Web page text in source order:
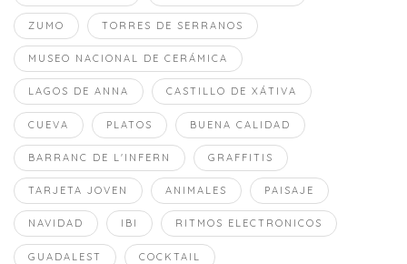
ZUMO TORRES DE SERRANOS
MUSEO NACIONAL DE CERÁMICA
LAGOS DE ANNA CASTILLO DE XÁTIVA
CUEVA PLATOS BUENA CALIDAD
BARRANC DE L'INFERN GRAFFITIS
TARJETA JOVEN ANIMALES PAISAJE
NAVIDAD IBI RITMOS ELECTRONICOS
GUADALEST COCKTAIL